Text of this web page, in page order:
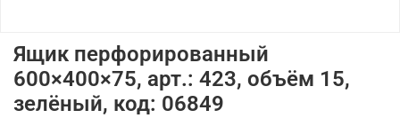
Ящик перфорированный
600×400×75, арт.: 423, объём 15,
зелёный, код: 06849